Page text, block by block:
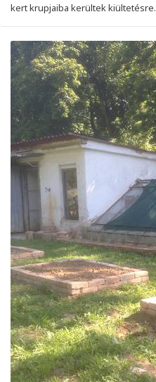
kert krupjaiba kerültek kiültetésre.